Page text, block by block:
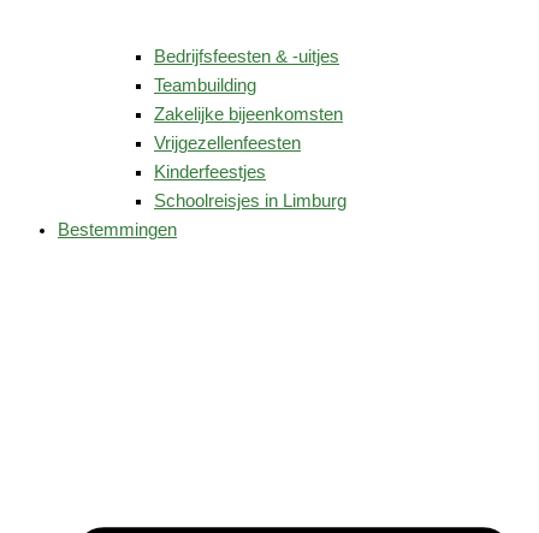
Bedrijfsfeesten & -uitjes
Teambuilding
Zakelijke bijeenkomsten
Vrijgezellenfeesten
Kinderfeestjes
Schoolreisjes in Limburg
Bestemmingen